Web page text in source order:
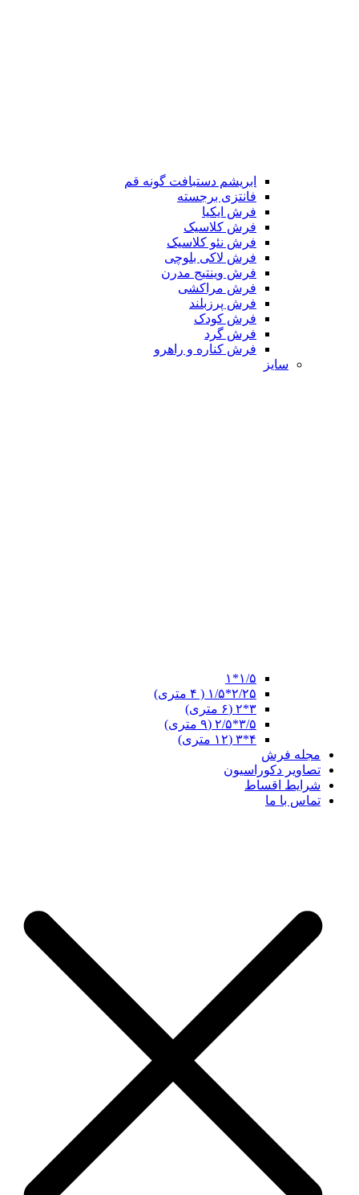
ابریشم دستبافت گونه قم
فانتزی برجسته
فرش ایکیا
فرش کلاسیک
فرش نئو کلاسیک
فرش لاکی بلوچی
فرش وینتیج مدرن
فرش مراکشی
فرش پرزبلند
فرش کودک
فرش گرد
فرش کناره و راهرو
سایز
۱/۵*۱
۲/۲۵*۱/۵ ( ۴ متری)
۳*۲ (۶ متری)
۳/۵*۲/۵ (۹ متری)
مجله فرش
تصاویر دکوراسیون
شرایط اقساط
تماس با ما